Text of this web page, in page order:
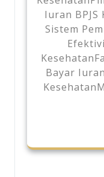
Iuran BPJS
Sistem
Bayar